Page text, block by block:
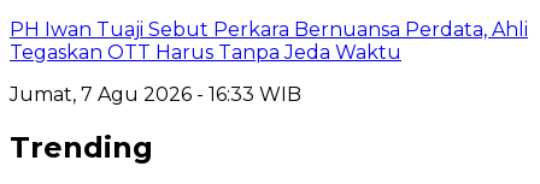
PH Iwan Tuaji Sebut Perkara Bernuansa Perdata, Ahli
Tegaskan OTT Harus Tanpa Jeda Waktu
Jumat, 7 Agu 2026 - 16:33 WIB
Trending